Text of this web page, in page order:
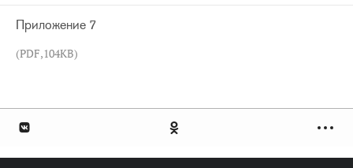
Приложение 7
(PDF,104KB)